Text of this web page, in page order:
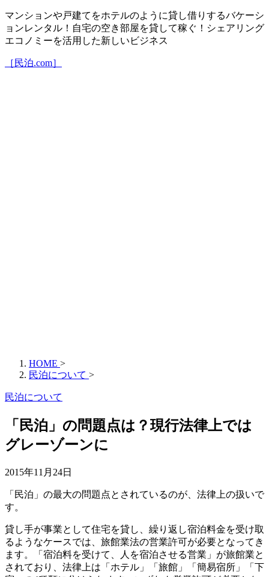
マンションや戸建てをホテルのように貸し借りするバケーシ
ョンレンタル！自宅の空き部屋を貸して稼ぐ！シェアリング
エコノミーを活用した新しいビジネス
［民泊.com］
HOME >
民泊について >
民泊について
「民泊」の問題点は？現行法律上では
グレーゾーンに
2015年11月24日
「民泊」の最大の問題点とされているのが、法律上の扱いで
す。
貸し手が事業として住宅を貸し、繰り返し宿泊料金を受け取
るようなケースでは、旅館業法の営業許可が必要となってき
ます。「宿泊料を受けて、人を宿泊させる営業」が旅館業と
されており、法律上は「ホテル」「旅館」「簡易宿所」「下